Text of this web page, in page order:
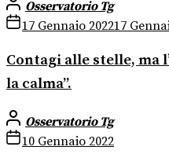
Osservatorio Tg
17 Gennaio 202217
Contagi alle stelle, ma
la calma”.
Osservatorio Tg
10 Gennaio 2022